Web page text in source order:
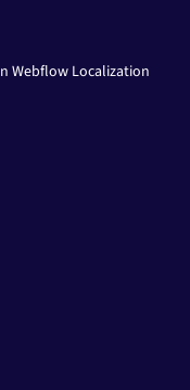
Webflow Localization